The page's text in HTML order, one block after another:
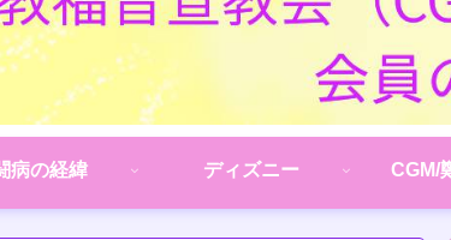
病の経緯 ディズニー CGM/